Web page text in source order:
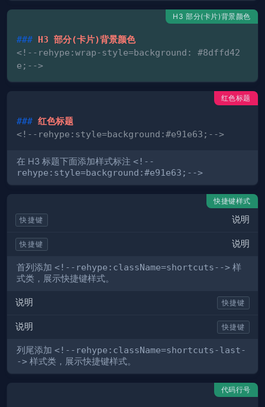
H3 部分(卡片)背景颜色
### H3 部分(卡片)背景颜色
<!--rehype:wrap-style=background: #8dffd42
e;-->
红色标题
### 红色标题
<!--rehype:style=background:#e91e63;-->
在 H3 标题下面添加样式标注 <!--
rehype:style=background:#e91e63;-->
快捷键样式
快捷键 说明
快捷键 说明
首列添加 <!--rehype:className=shortcuts--> 样
式类，展示快捷键样式。
说明 快捷键
说明 快捷键
列尾添加 <!--rehype:className=shortcuts-last-
-> 样式类，展示快捷键样式。
代码行号